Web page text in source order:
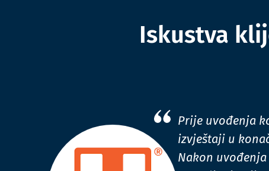
Iskustva
Prije uvođenja
izvještaji u
Nakon